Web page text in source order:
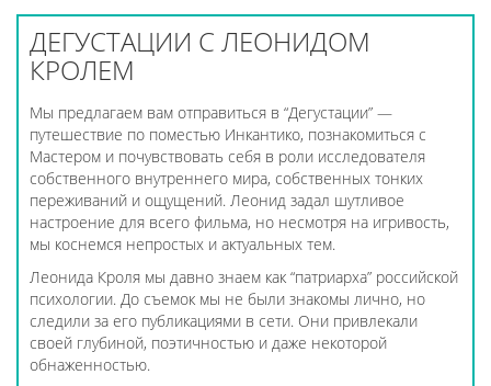
ДЕГУСТАЦИИ С ЛЕОНИДОМ
КРОЛЕМ
Мы предлагаем вам отправиться в “Дегустации” —
путешествие по поместью Инкантико, познакомиться с
Мастером и почувствовать себя в роли исследователя
собственного внутреннего мира, собственных тонких
переживаний и ощущений. Леонид задал шутливое
настроение для всего фильма, но несмотря на игривость,
мы коснемся непростых и актуальных тем.
Леонида Кроля мы давно знаем как “патриарха” российской
психологии. До съемок мы не были знакомы лично, но
следили за его публикациями в сети. Они привлекали
своей глубиной, поэтичностью и даже некоторой
обнаженностью.